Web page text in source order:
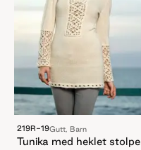
219R-19Gutt, Barn
Tunika med heklet stolpe